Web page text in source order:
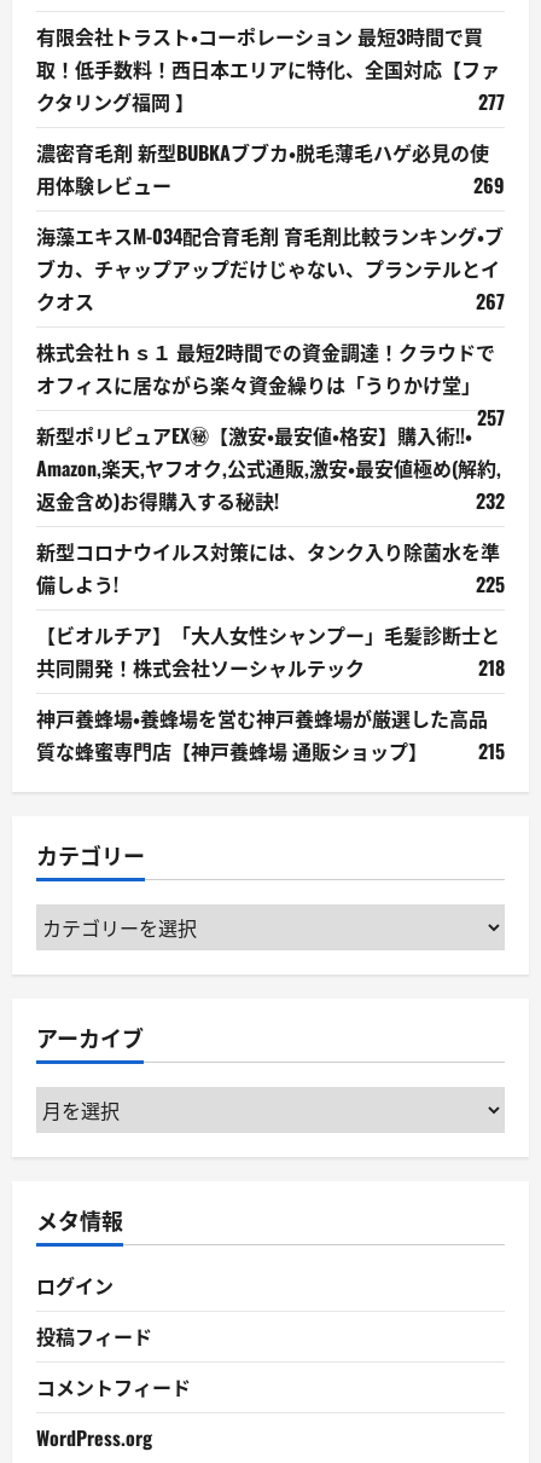
有限会社トラスト・コーポレーション 最短3時間で買
取！低手数料！西日本エリアに特化、全国対応【ファ
クタリング福岡 】
277
濃密育毛剤 新型BUBKAブブカ・脱毛薄毛ハゲ必見の使
用体験レビュー
269
海藻エキスM-034配合育毛剤 育毛剤比較ランキング・ブ
ブカ、チャップアップだけじゃない、プランテルとイ
クオス
267
株式会社ｈｓ１ 最短2時間での資金調達！クラウドで
オフィスに居ながら楽々資金繰りは「うりかけ堂」
257
新型ポリピュアEX㊙【激安・最安値・格安】購入術!!・
Amazon,楽天,ヤフオク,公式通販,激安・最安値極め(解約,
返金含め)お得購入する秘訣!
232
新型コロナウイルス対策には、タンク入り除菌水を準
備しよう!
225
【ビオルチア】「大人女性シャンプー」毛髪診断士と
共同開発！株式会社ソーシャルテック
218
神戸養蜂場・養蜂場を営む神戸養蜂場が厳選した高品
質な蜂蜜専門店【神戸養蜂場 通販ショップ】
215
カテゴリー
カ
テ
ー
アーカイブ
ア
ー
ブ
メタ情報
ログイン
投稿フィード
コメントフィード
WordPress.org